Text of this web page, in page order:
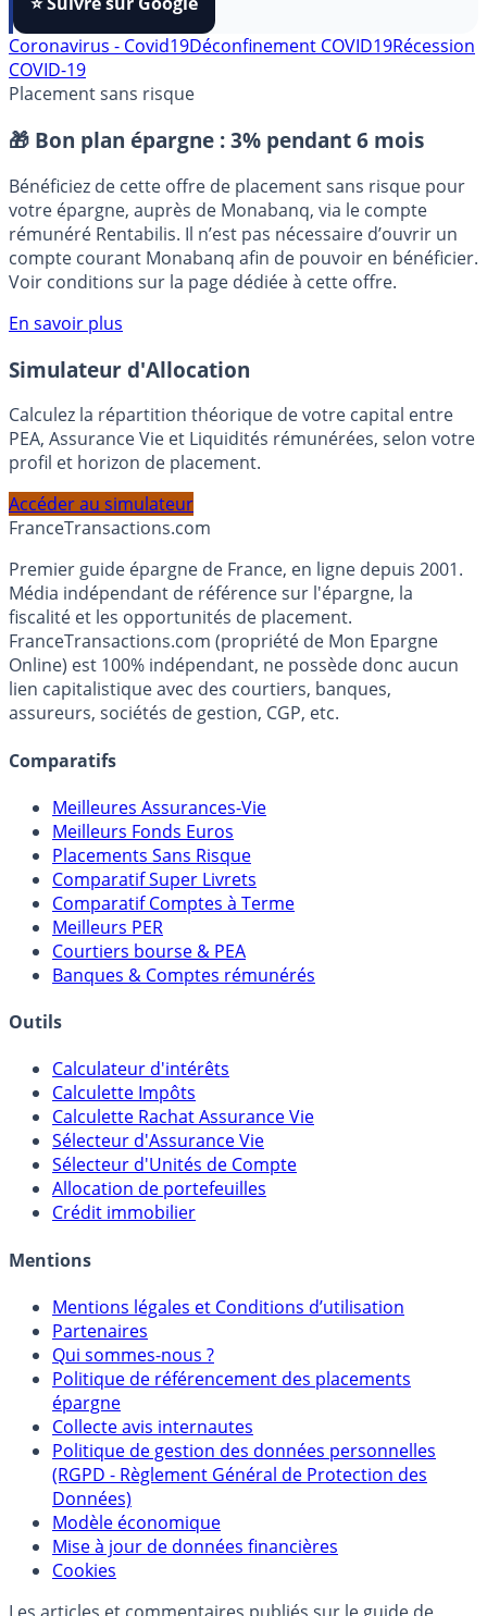
⭐️ Suivre sur Google
Coronavirus - Covid19
COVID-19
Placement sans risque
🎁 Bon plan épargne : 3% pendant 6 mois
Bénéficiez de cette offre de placement sans risque pour
votre épargne, auprès de Monabanq, via le compte
rémunéré Rentabilis. Il n’est pas nécessaire d’ouvrir un
compte courant Monabanq afin de pouvoir en bénéficier.
Voir conditions sur la page dédiée à cette offre.
En savoir plus
Simulateur d'Allocation
Calculez la répartition théorique de votre capital entre
PEA, Assurance Vie et Liquidités rémunérées, selon votre
profil et horizon de placement.
Accéder au simulateur
FranceTransactions.com
Premier guide épargne de France, en ligne depuis 2001.
Média indépendant de référence sur l'épargne, la
fiscalité et les opportunités de placement.
FranceTransactions.com (propriété de Mon Epargne
Online) est 100% indépendant, ne possède donc aucun
lien capitalistique avec des courtiers, banques,
Meilleures Assurances-Vie
Meilleurs Fonds Euros
Placements Sans Risque
Comparatif Super Livrets
Comparatif Comptes à Terme
Meilleurs PER
Courtiers bourse & PEA
Calculateur d'intérêts
Calculette Impôts
Calculette Rachat Assurance Vie
Sélecteur d'Assurance Vie
Sélecteur d'Unités de Compte
Allocation de portefeuilles
Mentions légales et Conditions d’utilisation
Partenaires
Qui sommes-nous ?
Politique de référencement des placements
épargne
Collecte avis internautes
Politique de gestion des données personnelles
(RGPD - Règlement Général de Protection des
Données)
Modèle économique
Mise à jour de données financières
Cookies